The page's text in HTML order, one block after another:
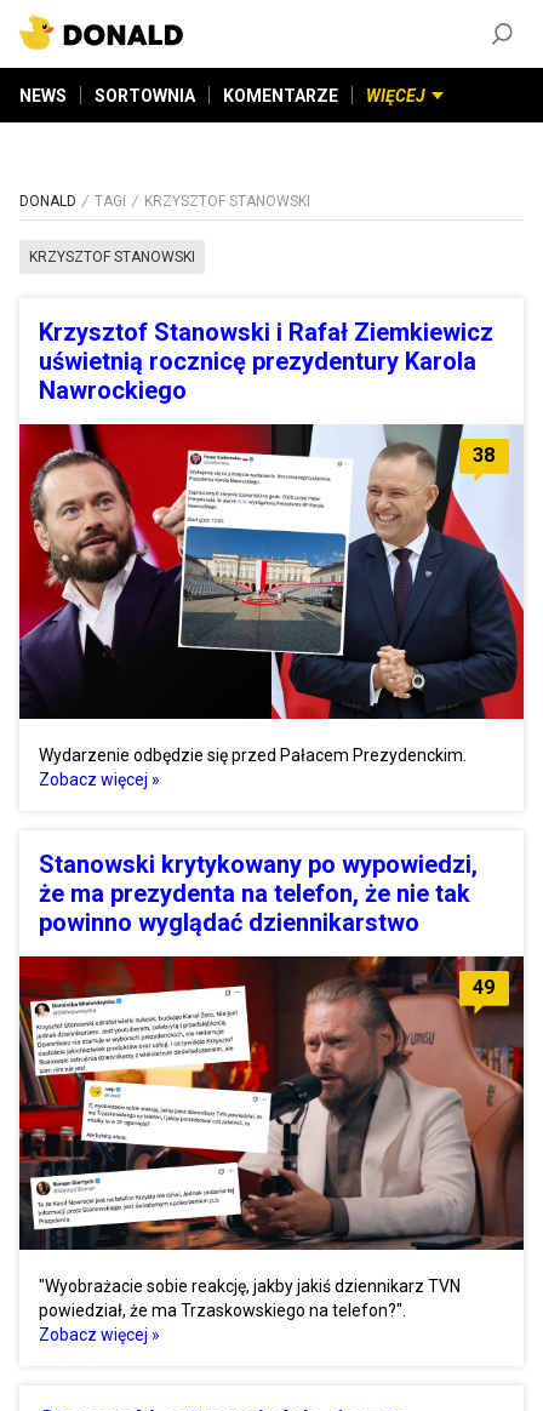
NEWS SORTOWNIA KOMENTARZE WIĘCEJ
DONALD TAGI KRZYSZTOF STANOWSKI
KRZYSZTOF STANOWSKI
Krzysztof Stanowski i Rafał Ziemkiewicz
uświetnią rocznicę prezydentury Karola
Nawrockiego
38
Wydarzenie odbędzie się przed Pałacem Prezydenckim.
Zobacz więcej »
Stanowski krytykowany po wypowiedzi,
że ma prezydenta na telefon, że nie tak
powinno wyglądać dziennikarstwo
49
"Wyobrażacie sobie reakcję, jakby jakiś dziennikarz TVN
powiedział, że ma Trzaskowskiego na telefon?".
Zobacz więcej »